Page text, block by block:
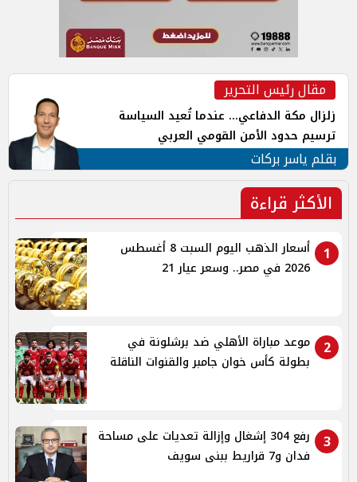
مقال رئيس التحرير
زلزال مكة الدفاعي... عندما تُعيد السياسة
ترسيم حدود الأمن القومي العربي
بقلم ياسر بركات
الأكثر قراءة
1
أسعار الذهب اليوم السبت 8 أغسطس
2026 في مصر.. وسعر عيار 21
2
موعد مباراة الأهلي ضد برشلونة في
بطولة كأس خوان جامبر والقنوات الناقلة
3
رفع 304 إشغال وإزالة تعديات على مساحة
فدان و7 قراريط ببنى سويف